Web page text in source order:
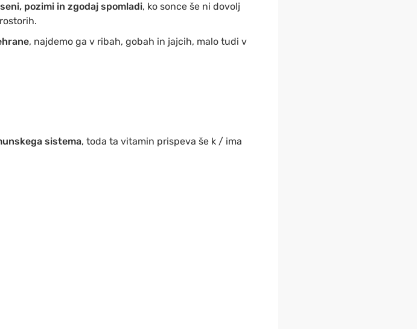
pozimi in zgodaj spomladi, ko sonce še ni dovolj
, najdemo ga v ribah, gobah in jajcih, malo tudi v
sistema, toda ta vitamin prispeva še k / ima